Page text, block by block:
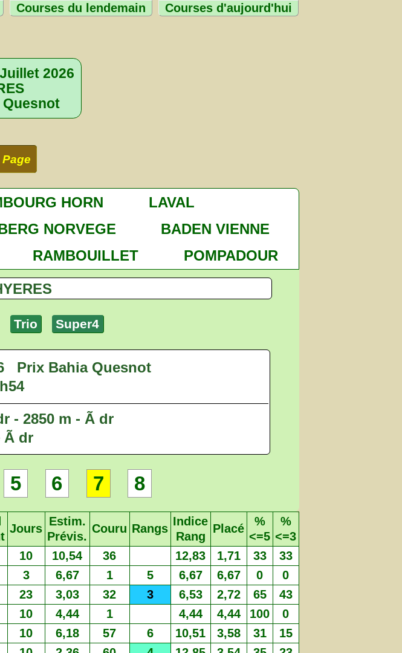
Courses du lendemain Courses d'aujourd'hui
2026
HORN
LAVAL
NORVEGE
BADEN VIENNE
RAMBOUILLET POMPADOUR
Trio Super4
Prix Bahia Quesnot
- 2850 m - Ã dr
dr
5 6 7 8
Jours
Estim.
Prévis.
Couru Rangs
Indice
Rang
Placé
%
<=5
%
<=3
10 10,54 36 12,83 1,71 33 33
3 6,67 1 5 6,67 6,67 0 0
23 3,03 32 3 6,53 2,72 65 43
10 4,44 1 4,44 4,44 100 0
10 6,18 57 6 10,51 3,58 31 15